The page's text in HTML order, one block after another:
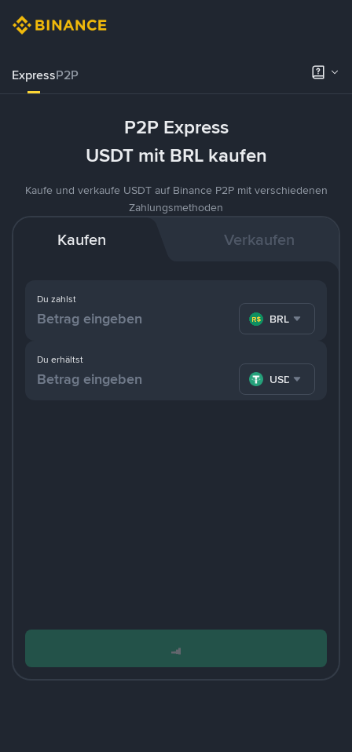
ExpressP2P
P2P Express
USDT mit BRL kaufen
Kaufe und verkaufe USDT auf Binance P2P mit verschiedenen
Zahlungsmethoden
Kaufen Verkaufen
Du zahlst
BRL
Du erhältst
USDT